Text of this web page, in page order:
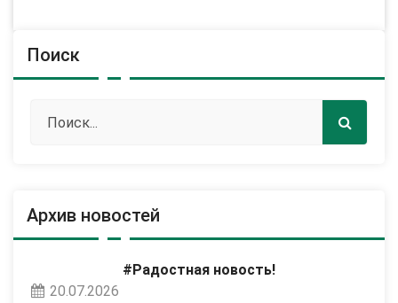
Поиск
Архив новостей
#Радостная новость!
20.07.2026